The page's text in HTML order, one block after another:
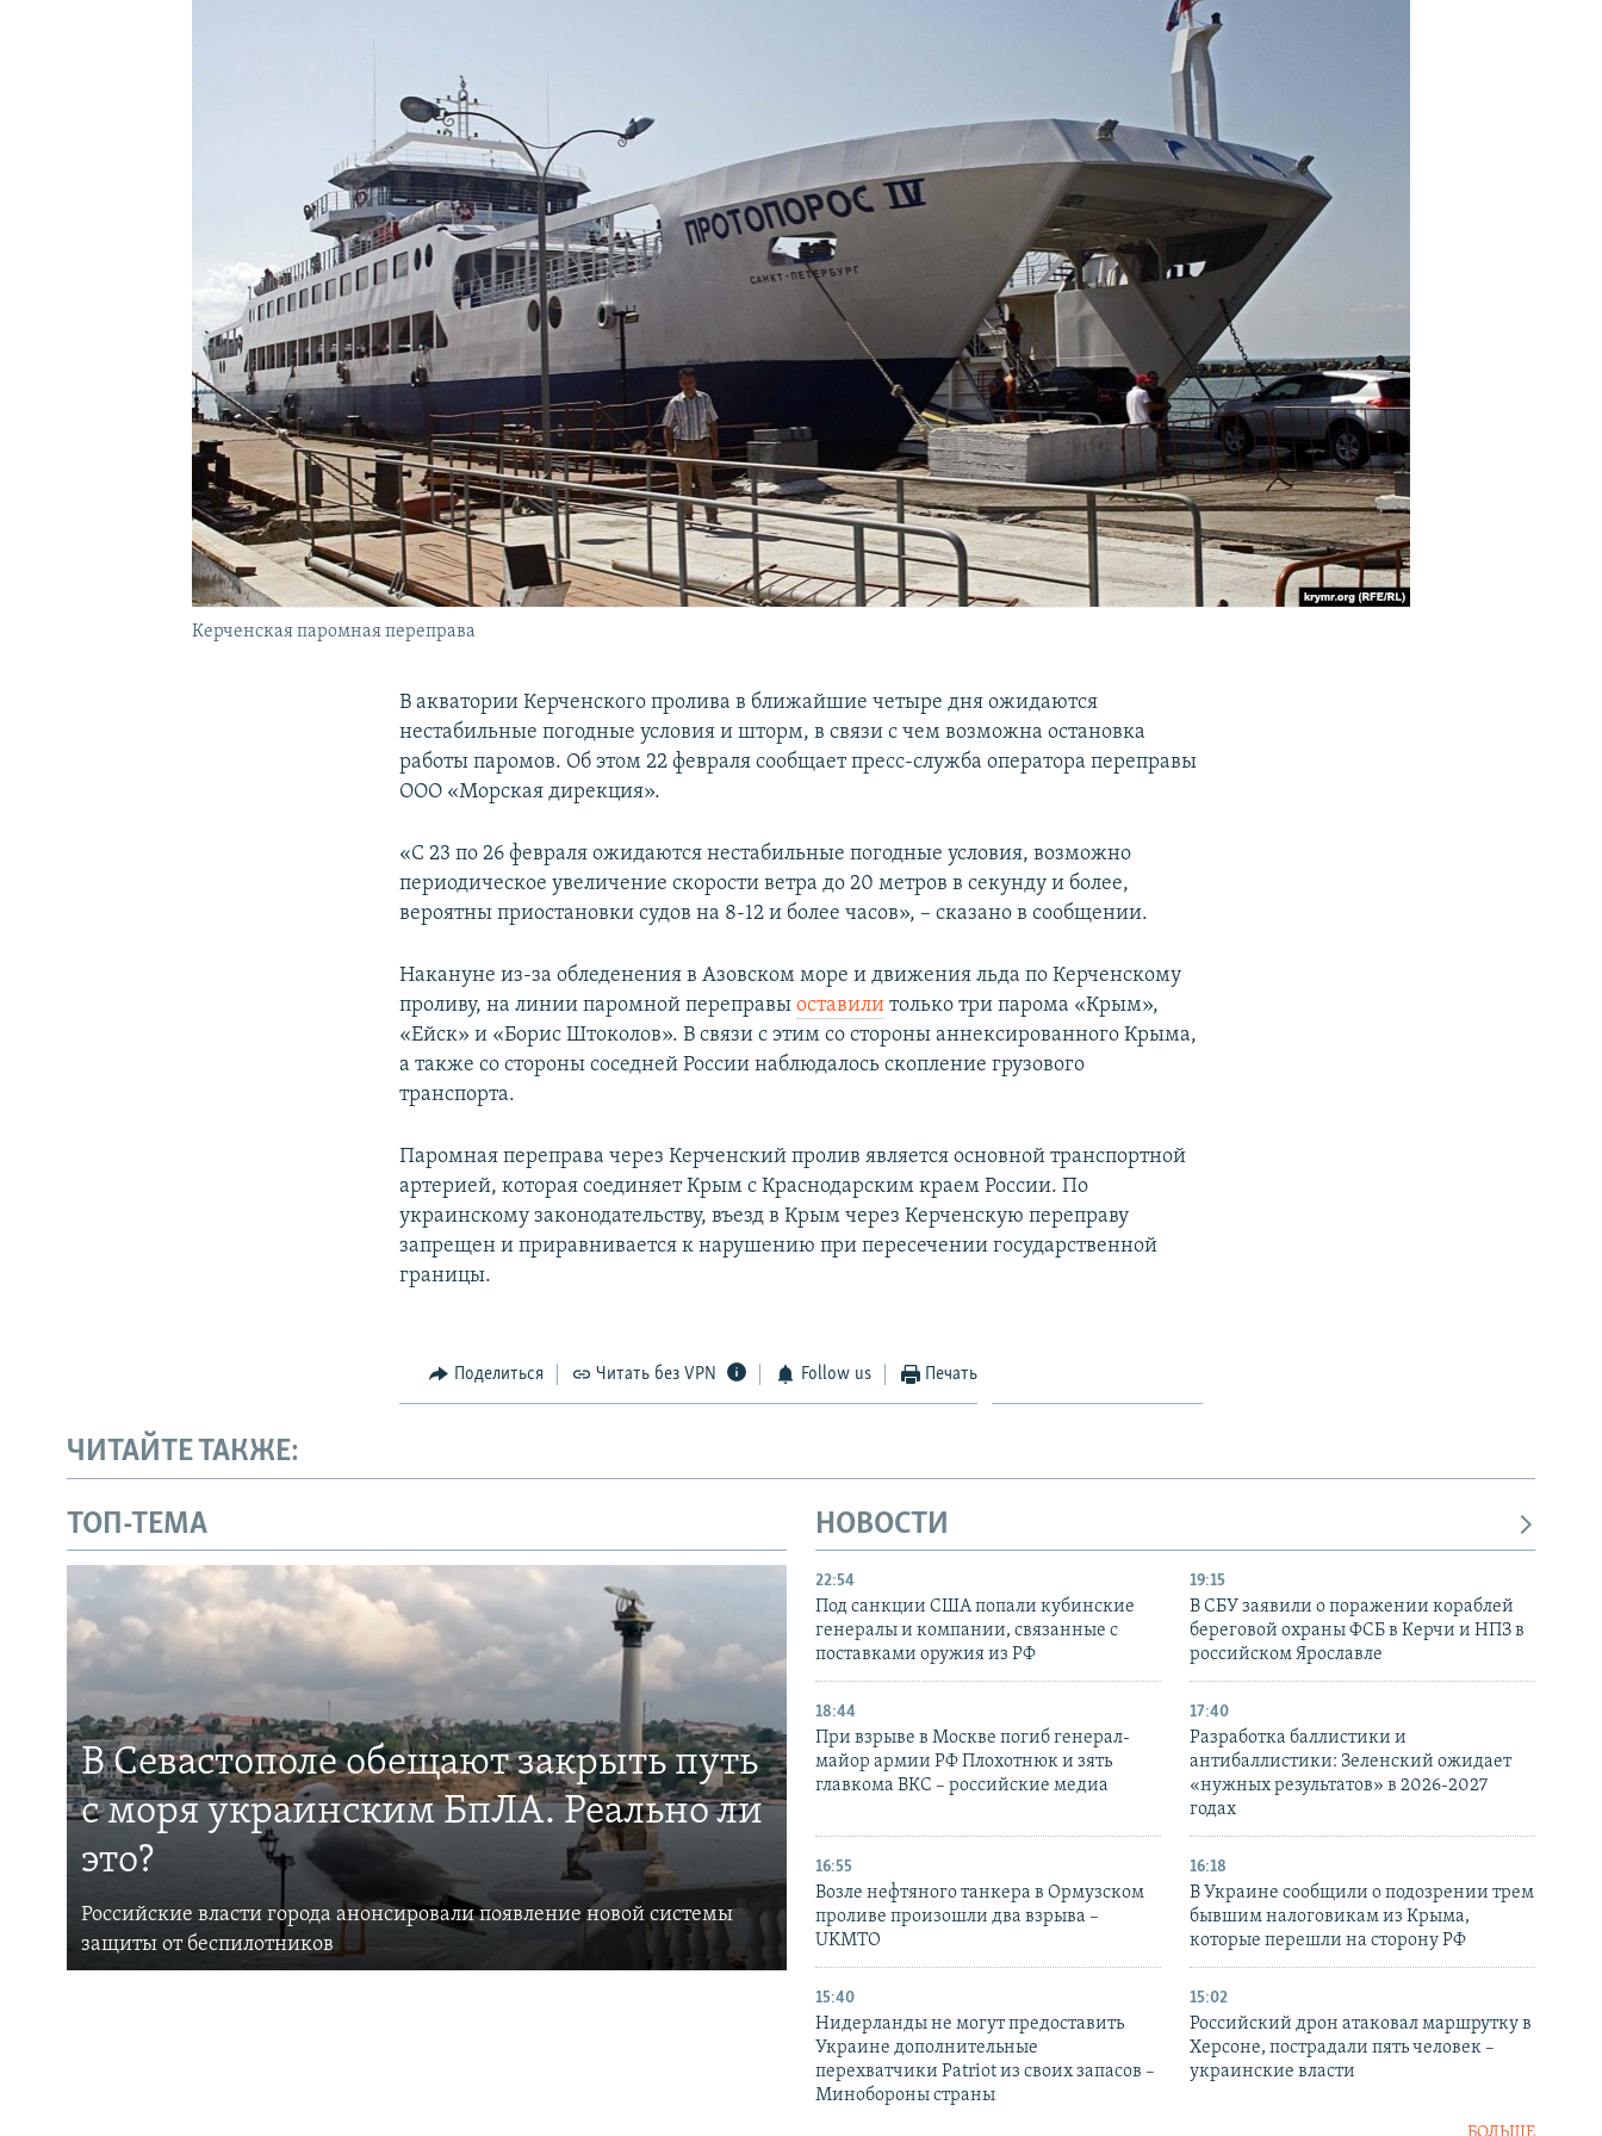
Керченская паромная переправа
В акватории Керченского пролива в ближайшие четыре дня ожидаются
нестабильные погодные условия и шторм, в связи с чем возможна остановка
работы паромов. Об этом 22 февраля сообщает пресс-служба оператора переправы
ООО «Морская дирекция».
«С 23 по 26 февраля ожидаются нестабильные погодные условия, возможно
периодическое увеличение скорости ветра до 20 метров в секунду и более,
вероятны приостановки судов на 8-12 и более часов», – сказано в сообщении.
Накануне из-за обледенения в Азовском море и движения льда по Керченскому
проливу, на линии паромной переправыоставили только три парома «Крым»,
«Ейск» и «Борис Штоколов». В связи с этим со стороны аннексированного Крыма,
а также со стороны соседней России наблюдалось скопление грузового
транспорта.
Паромная переправа через Керченский пролив является основной транспортной
артерией, которая соединяет Крым с Краснодарским краем России. По
украинскому законодательству, въезд в Крым через Керченскую переправу
запрещен и приравнивается к нарушению при пересечении государственной
границы.
Поделиться Читать без VPN Follow us Печать
ЧИТАЙТЕ ТАКЖЕ:
ТОП-ТЕМА
В Севастополе обещают закрыть путь
с моря украинским БпЛА. Реально ли
это?
Российские власти города анонсировали появление новой системы
защиты от беспилотников
НОВОСТИ
22:54
Под санкции США попали кубинские
генералы и компании, связанные с
поставками оружия из РФ
19:15
В СБУ заявили о поражении кораблей
береговой охраны ФСБ в Керчи и НПЗ в
российском Ярославле
18:44
При взрыве в Москве погиб генерал-
майор армии РФ Плохотнюк и зять
главкома ВКС – российские медиа
17:40
Разработка баллистики и
антибаллистики: Зеленский ожидает
«нужных результатов» в 2026-2027
годах
16:55
Возле нефтяного танкера в Ормузском
проливе произошли два взрыва –
UKMTO
16:18
В Украине сообщили о подозрении трем
бывшим налоговикам из Крыма,
которые перешли на сторону РФ
15:40
Нидерланды не могут предоставить
Украине дополнительные
перехватчики Patriot из своих запасов –
Минобороны страны
15:02
Российский дрон атаковал маршрутку в
Херсоне, пострадали пять человек –
украинские власти